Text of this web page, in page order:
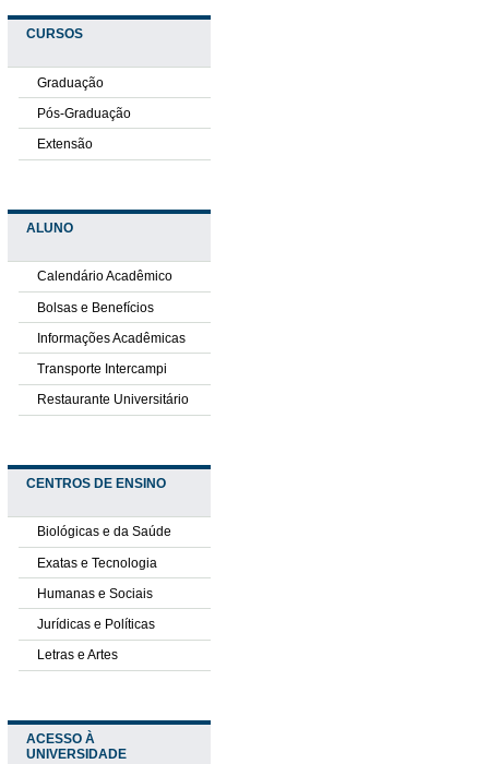
CURSOS
Graduação
Pós-Graduação
Extensão
ALUNO
Calendário Acadêmico
Bolsas e Benefícios
Informações Acadêmicas
Transporte Intercampi
Restaurante Universitário
CENTROS DE ENSINO
Biológicas e da Saúde
Exatas e Tecnologia
Humanas e Sociais
Jurídicas e Políticas
Letras e Artes
ACESSO À
UNIVERSIDADE